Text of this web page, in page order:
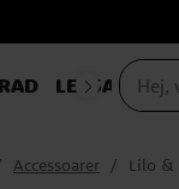
LEKSAKER
Accessoarer Lilo &